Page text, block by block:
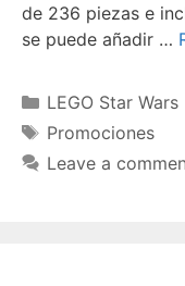
de 236 piezas e
se puede añadir …
Categories
LEGO Star Wars
Tags
Promociones
Leave a